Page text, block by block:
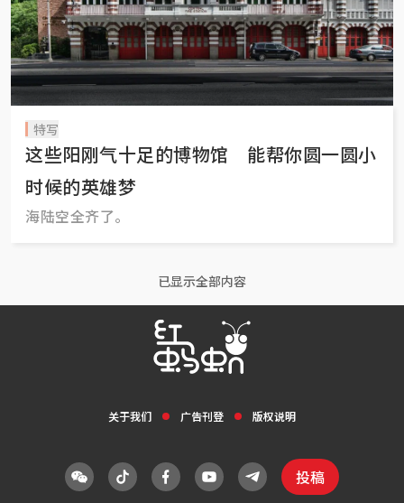
特写
这些阳刚气十足的博物馆 能帮你圆一圆小
时候的英雄梦
海陆空全齐了。
已显示全部内容
关于我们 广告刊登 版权说明
投稿